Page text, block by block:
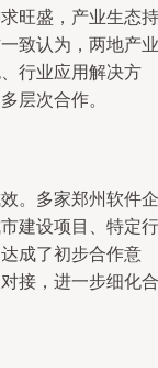
旺盛，产业生态持
致认为，两地产业
行业应用解决方
层次合作。
。多家郑州软件企
建设项目、特定行
成了初步合作意
接，进一步细化合